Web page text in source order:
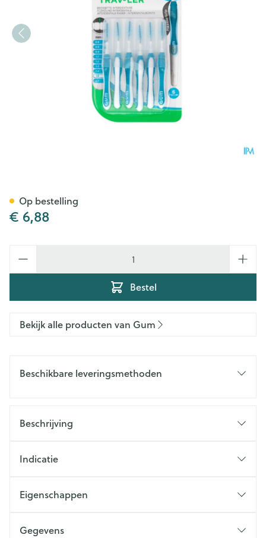
€ 6,88
Bestel
Op bestelling
Bekijk alle producten van Gum
Beschikbare leveringsmethoden
Beschrijving
Indicatie
Eigenschappen
Gegevens